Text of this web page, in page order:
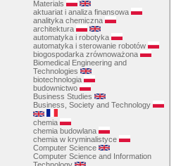
Materials
aktuariat i analiza finansowa
analityka chemiczna
architektura
automatyka i robotyka
automatyka i sterowanie robotów
biogospodarka zrównoważona
Biomedical Engineering and
Technologies
biotechnologia
budownictwo
Business Studies
Business, Society and Technology
chemia
chemia budowlana
chemia w kryminalistyce
Computer Science
Computer Science and Information